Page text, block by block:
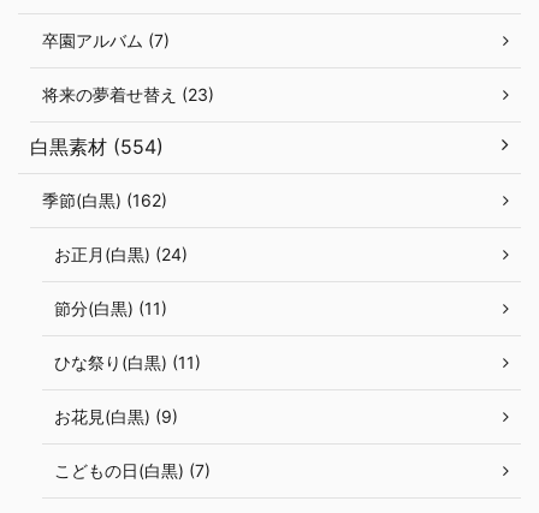
卒園アルバム (7)
将来の夢着せ替え (23)
白黒素材 (554)
季節(白黒) (162)
お正月(白黒) (24)
節分(白黒) (11)
ひな祭り(白黒) (11)
お花見(白黒) (9)
こどもの日(白黒) (7)